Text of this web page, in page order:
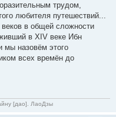
трудом,
любителя путешествий...
в общей сложности
в XIV веке Ибн
мы назовём этого
всех времён до
[дао]. ЛаоДзы